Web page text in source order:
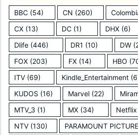
BBC (54) CN (260)
CX (13) DC(1) DHX(6)
Dlife (446) DR1 (10) DW
FOX (203) FX(14) HBO
ITV (69) Kindle_Entertainment
KUDOS (16) Marvel (22)
MTV_3 (1) MX(34) Netflix
NTV (130) PARAMOUNT